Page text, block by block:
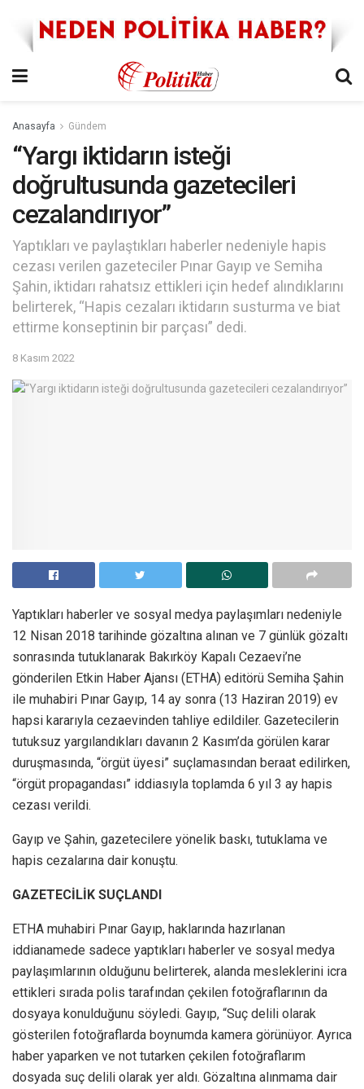
Anasayfa Gündem
“Yargı iktidarın isteği
doğrultusunda gazetecileri
cezalandırıyor”
Yaptıkları ve paylaştıkları haberler nedeniyle hapis
cezası verilen gazeteciler Pınar Gayıp ve Semiha
Şahin, iktidarı rahatsız ettikleri için hedef alındıklarını
belirterek, “Hapis cezaları iktidarın susturma ve biat
ettirme konseptinin bir parçası” dedi.
8 Kasım 2022
Yaptıkları haberler ve sosyal medya paylaşımları nedeniyle
12 Nisan 2018 tarihinde gözaltına alınan ve 7 günlük gözaltı
sonrasında tutuklanarak Bakırköy Kapalı Cezaevi’ne
gönderilen Etkin Haber Ajansı (ETHA) editörü Semiha Şahin
ile muhabiri Pınar Gayıp, 14 ay sonra (13 Haziran 2019) ev
hapsi kararıyla cezaevinden tahliye edildiler. Gazetecilerin
tutuksuz yargılandıkları davanın 2 Kasım’da görülen karar
duruşmasında, “örgüt üyesi” suçlamasından beraat edilirken,
“örgüt propagandası” iddiasıyla toplamda 6 yıl 3 ay hapis
cezası verildi.
Gayıp ve Şahin, gazetecilere yönelik baskı, tutuklama ve
hapis cezalarına dair konuştu.
GAZETECİLİK SUÇLANDI
ETHA muhabiri Pınar Gayıp, haklarında hazırlanan
iddianamede sadece yaptıkları haberler ve sosyal medya
paylaşımlarının olduğunu belirterek, alanda mesleklerini icra
ettikleri sırada polis tarafından çekilen fotoğraflarının da
dosyaya konulduğunu söyledi. Gayıp, “Suç delili olarak
gösterilen fotoğraflarda boynumda kamera görünüyor. Ayrıca
haber yaparken ve not tutarken çekilen fotoğraflarım
dosyada suç delili olarak yer aldı. Gözaltına alınmama dair